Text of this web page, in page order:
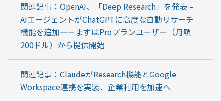
関連記事：OpenAI、「Deep Research」を発表 –
AIエージェントがChatGPTに高度な自動リサーチ
機能を追加ーーまずはProプランユーザー（月額
200ドル）から提供開始
関連記事：ClaudeがResearch機能とGoogle
Workspace連携を実装、企業利用を加速へ